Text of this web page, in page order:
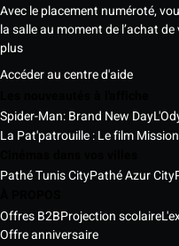
Avec le placement numéroté,
la salle au moment de l’achat
plus
Accéder au centre d'aide
Spider-Man: Brand New Day
La Pat'patrouille : Le film
Pathé Tunis CityPathé Azur City
Offres B2BProjection scolaire
Offre anniversaire